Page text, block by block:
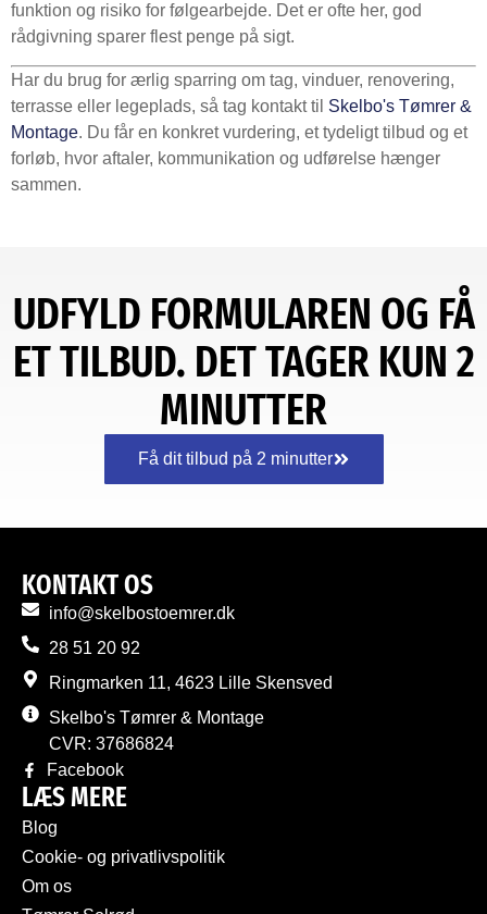
funktion og risiko for følgearbejde. Det er ofte her, god
rådgivning sparer flest penge på sigt.
Har du brug for ærlig sparring om tag, vinduer, renovering,
terrasse eller legeplads, så tag kontakt til Skelbo's Tømrer &
Montage. Du får en konkret vurdering, et tydeligt tilbud og et
forløb, hvor aftaler, kommunikation og udførelse hænger
sammen.
UDFYLD FORMULAREN OG FÅ
ET TILBUD. DET TAGER KUN 2
MINUTTER
Få dit tilbud på 2 minutter
KONTAKT OS
info@skelbostoemrer.dk
28 51 20 92
Ringmarken 11, 4623 Lille Skensved
Skelbo's Tømrer & Montage
CVR: 37686824
Facebook
LÆS MERE
Blog
Cookie- og privatlivspolitik
Om os